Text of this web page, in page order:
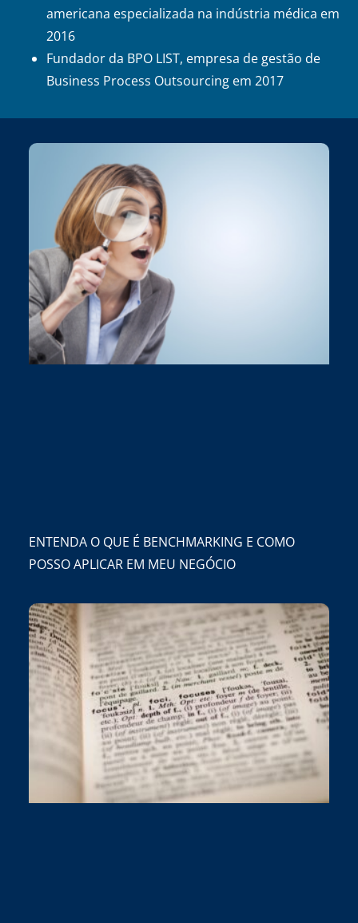
americana especializada na indústria médica em
2016
Fundador da BPO LIST, empresa de gestão de
Business Process Outsourcing em 2017
ENTENDA O QUE É BENCHMARKING E COMO
POSSO APLICAR EM MEU NEGÓCIO